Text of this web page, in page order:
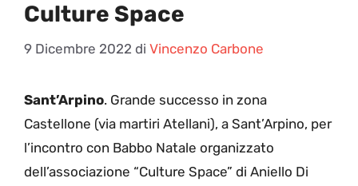
Culture Space
9 Dicembre 2022 di Vincenzo Carbone
Sant’Arpino. Grande successo in zona
Castellone (via martiri Atellani), a Sant’Arpino, per
l’incontro con Babbo Natale organizzato
dell’associazione “Culture Space” di Aniello Di